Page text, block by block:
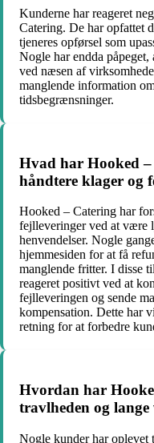
Kunderne har reageret
Catering. De har opfattet
tjeneres opførsel som
Nogle har endda
ved næsen af
manglende information
tidsbegrænsninger.
Hvad har Hooked
håndtere klager og
Hooked – Catering har
fejlleveringer ved at være
henvendelser. Nogle
hjemmesiden for at få
manglende fritter. I disse
reageret positivt ved at
fejlleveringen og sende
kompensation. Dette har
retning for at forbedre
Hvordan har
travlheden og lange
Nogle kunder har oplevet